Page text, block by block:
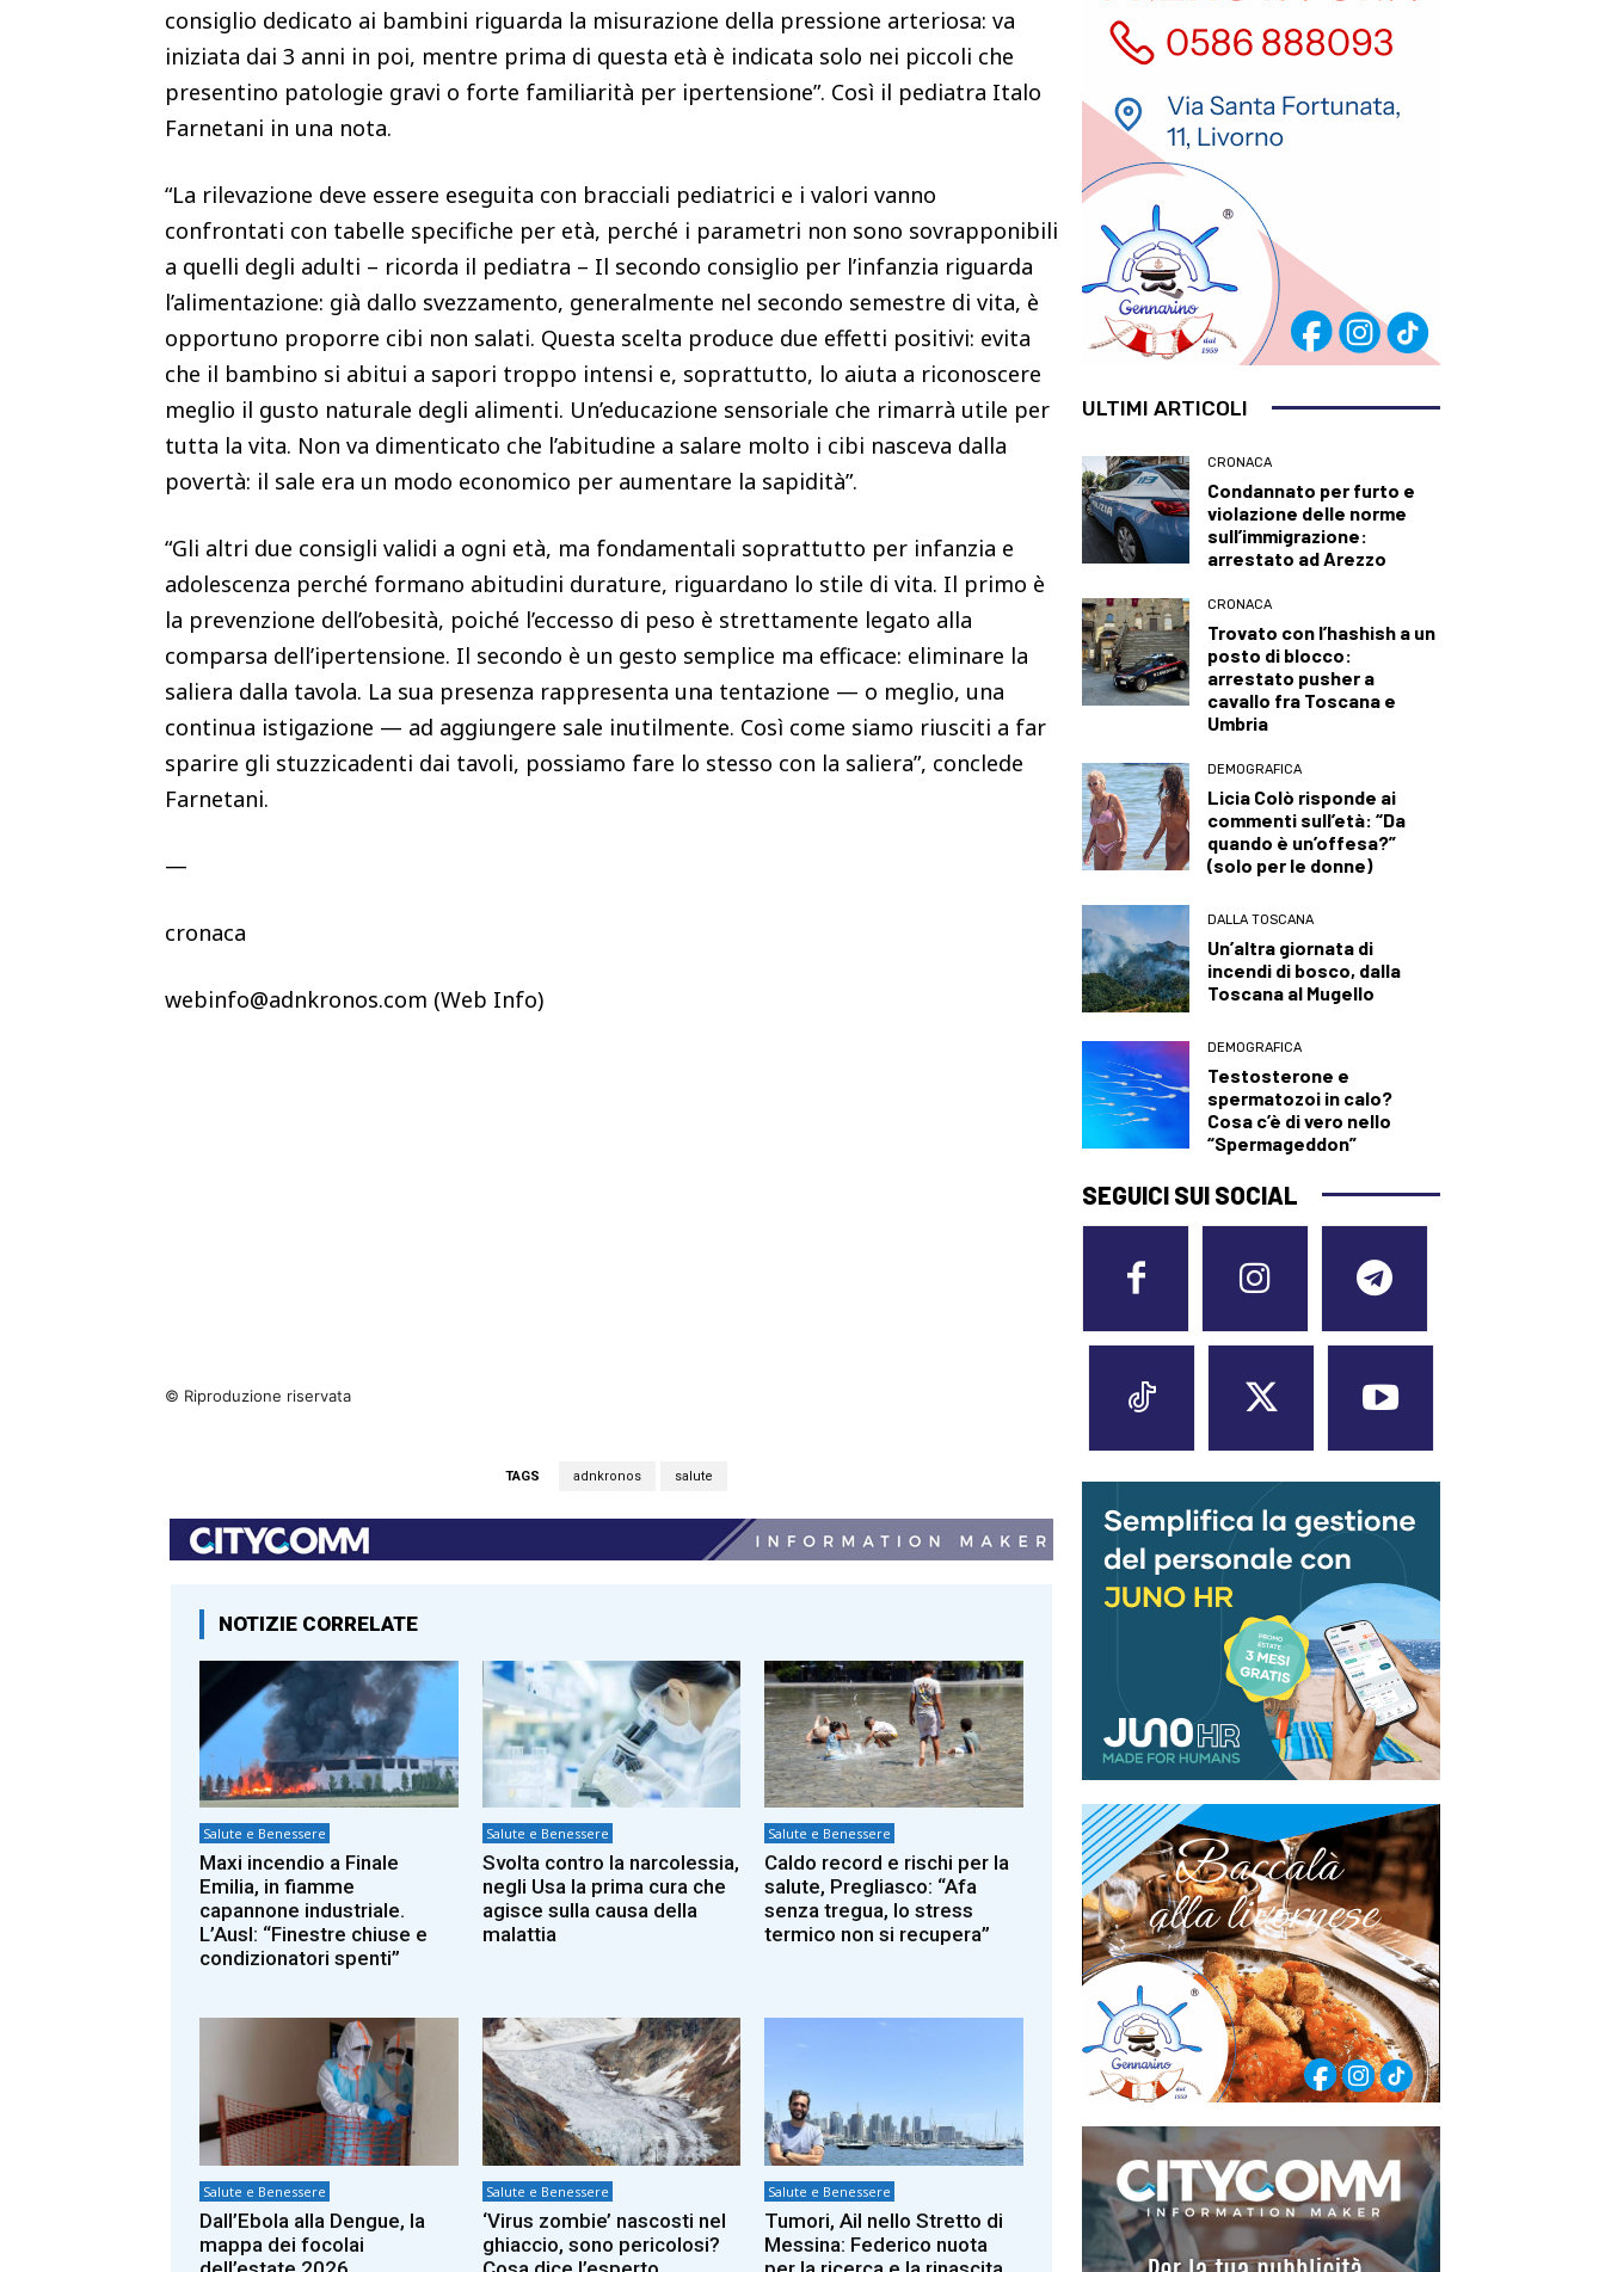
consiglio dedicato ai bambini riguarda la misurazione della pressione arteriosa: va
iniziata dai 3 anni in poi, mentre prima di questa età è indicata solo nei piccoli che
presentino patologie gravi o forte familiarità per ipertensione”. Così il pediatra Italo
Farnetani in una nota.
“La rilevazione deve essere eseguita con bracciali pediatrici e i valori vanno
confrontati con tabelle specifiche per età, perché i parametri non sono sovrapponibili
a quelli degli adulti – ricorda il pediatra – Il secondo consiglio per l’infanzia riguarda
l’alimentazione: già dallo svezzamento, generalmente nel secondo semestre di vita, è
opportuno proporre cibi non salati. Questa scelta produce due effetti positivi: evita
che il bambino si abitui a sapori troppo intensi e, soprattutto, lo aiuta a riconoscere
meglio il gusto naturale degli alimenti. Un’educazione sensoriale che rimarrà utile per
tutta la vita. Non va dimenticato che l’abitudine a salare molto i cibi nasceva dalla
povertà: il sale era un modo economico per aumentare la sapidità”.
“Gli altri due consigli validi a ogni età, ma fondamentali soprattutto per infanzia e
adolescenza perché formano abitudini durature, riguardano lo stile di vita. Il primo è
la prevenzione dell’obesità, poiché l’eccesso di peso è strettamente legato alla
comparsa dell’ipertensione. Il secondo è un gesto semplice ma efficace: eliminare la
saliera dalla tavola. La sua presenza rappresenta una tentazione — o meglio, una
continua istigazione — ad aggiungere sale inutilmente. Così come siamo riusciti a far
sparire gli stuzzicadenti dai tavoli, possiamo fare lo stesso con la saliera”, conclede
Farnetani.
—
cronaca
webinfo@adnkronos.com (Web Info)
© Riproduzione riservata
TAGS adnkronos salute
NOTIZIE CORRELATE
Salute e Benessere
Maxi incendio a Finale
Emilia, in fiamme
capannone industriale.
L’Ausl: “Finestre chiuse e
condizionatori spenti”
Salute e Benessere
Svolta contro la narcolessia,
negli Usa la prima cura che
agisce sulla causa della
malattia
Salute e Benessere
Caldo record e rischi per la
salute, Pregliasco: “Afa
senza tregua, lo stress
termico non si recupera”
Salute e Benessere
Dall’Ebola alla Dengue, la
mappa dei focolai
Salute e Benessere
‘Virus zombie’ nascosti nel
ghiaccio, sono pericolosi?
Salute e Benessere
Tumori, Ail nello Stretto di
Messina: Federico nuota
ULTIMI ARTICOLI
CRONACA
Condannato per furto e
violazione delle norme
sull’immigrazione:
arrestato ad Arezzo
CRONACA
Trovato con l’hashish a un
posto di blocco:
arrestato pusher a
cavallo fra Toscana e
Umbria
DEMOGRAFICA
Licia Colò risponde ai
commenti sull’età: “Da
quando è un’offesa?”
(solo per le donne)
DALLA TOSCANA
Un’altra giornata di
incendi di bosco, dalla
Toscana al Mugello
DEMOGRAFICA
Testosterone e
spermatozoi in calo?
Cosa c’è di vero nello
“Spermageddon”
SEGUICI SUI SOCIAL